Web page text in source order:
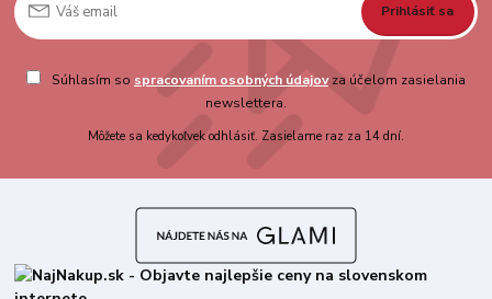
Prihlásiť sa
Súhlasím so spracovaním osobných údajovza účelom zasielania
newslettera.
Môžete sa kedykoľvek odhlásiť. Zasielame raz za 14 dní.